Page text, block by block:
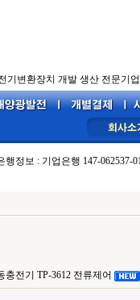
기변환장치 개발 생산 전문기
행정보 : 기업은행 147-062537-
충전기 TP-3612 전류제어